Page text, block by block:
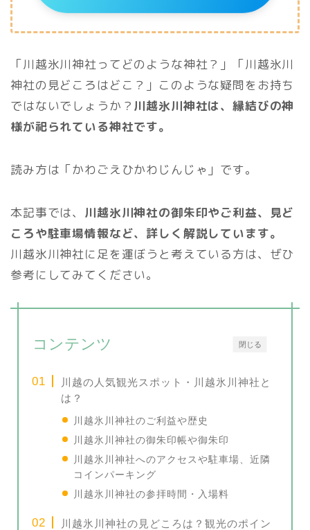
「川越氷川神社ってどのような神社？」「川越氷川
神社の見どころはどこ？」このような疑問をお持ち
ではないでしょうか？ 川越氷川神社は、縁結びの神
様が祀られている神社です。
読み方は「かわごえひかわじんじゃ」です。
本記事では、 川越氷川神社の御朱印やご利益、見ど
ころや駐車場情報など、詳しく解説しています。
川越氷川神社に足を運ぼうと考えている方は、ぜひ
参考にしてみてください。
閉じる
コンテンツ
川越の人気観光スポット・川越氷川神社と
は？
川越氷川神社のご利益や歴史
川越氷川神社の御朱印帳や御朱印
川越氷川神社へのアクセスや駐車場、近隣
コインパーキング
川越氷川神社の参拝時間・入場料
川越氷川神社の見どころは？観光のポイン